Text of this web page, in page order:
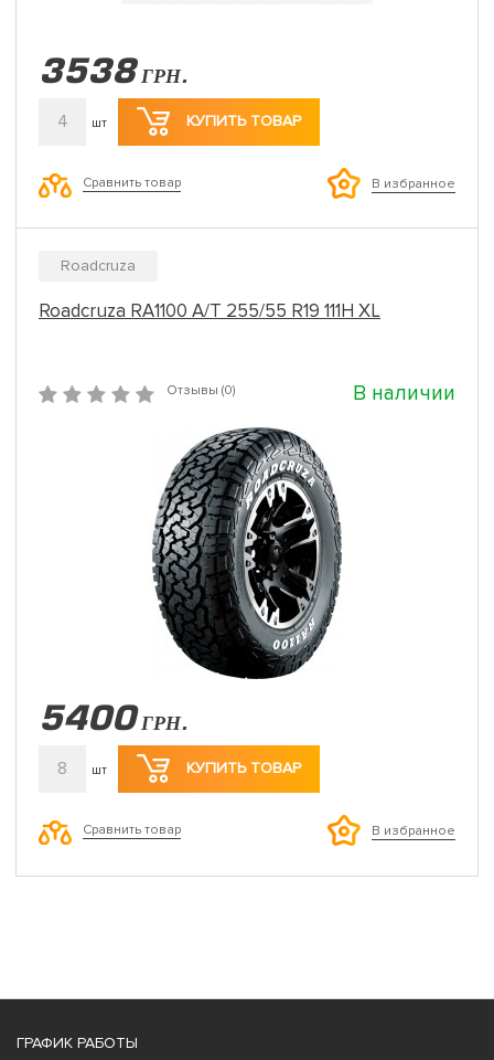
3538 ГРН.
4 шт КУПИТЬ ТОВАР
Сравнить товар В избранное
Roadcruza
Roadcruza RA1100 A/T 255/55 R19 111H XL
Отзывы (0) В наличии
5400 ГРН.
8 шт КУПИТЬ ТОВАР
Сравнить товар В избранное
ГРАФИК РАБОТЫ